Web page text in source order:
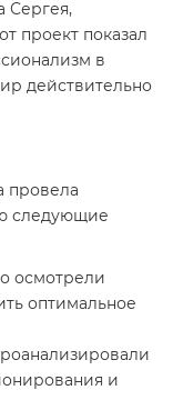
Сергея,
проект показал
в
действительно
провела
следующие
осмотрели
оптимальное
и